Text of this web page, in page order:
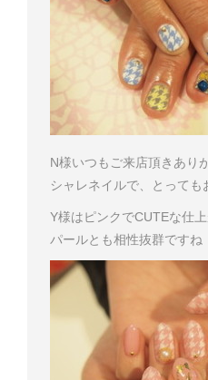
N様いつもご来店頂きあり
シャレネイルで、とっても
Y様はピンクでCUTEな仕
パールとも相性抜群ですね